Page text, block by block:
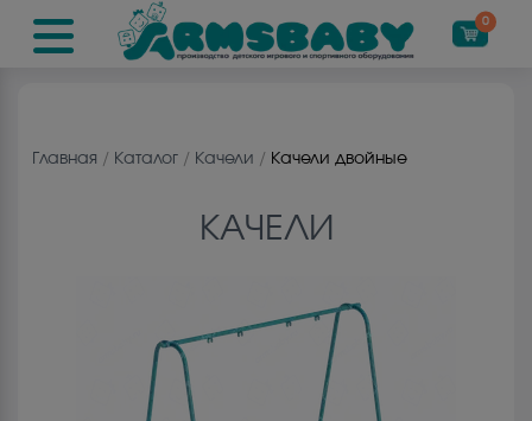
0
Главная / Каталог / Качели / Качели двойные
КАЧЕЛИ